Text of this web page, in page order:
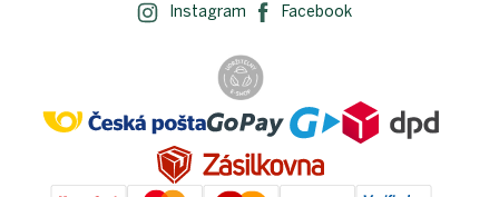
Instagram Facebook